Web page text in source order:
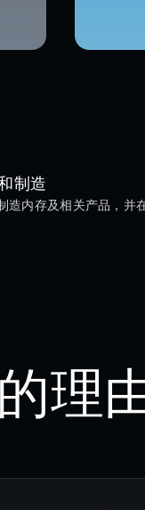
制造
造内存及相关产品，并
理